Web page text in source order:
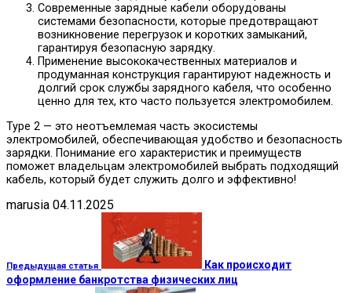
Современные зарядные кабели оборудованы
системами безопасности, которые предотвращают
возникновение перегрузок и коротких замыканий,
гарантируя безопасную зарядку.
Применение высококачественных материалов и
продуманная конструкция гарантируют надежность и
долгий срок службы зарядного кабеля, что особенно
ценно для тех, кто часто пользуется электромобилем.
Type 2 — это неотъемлемая часть экосистемы
электромобилей, обеспечивающая удобство и безопасность
зарядки. Понимание его характеристик и преимуществ
поможет владельцам электромобилей выбрать подходящий
кабель, который будет служить долго и эффективно!
marusia 04.11.2025
Предыдущая статья
Как происходит
оформление банкротства физических лиц